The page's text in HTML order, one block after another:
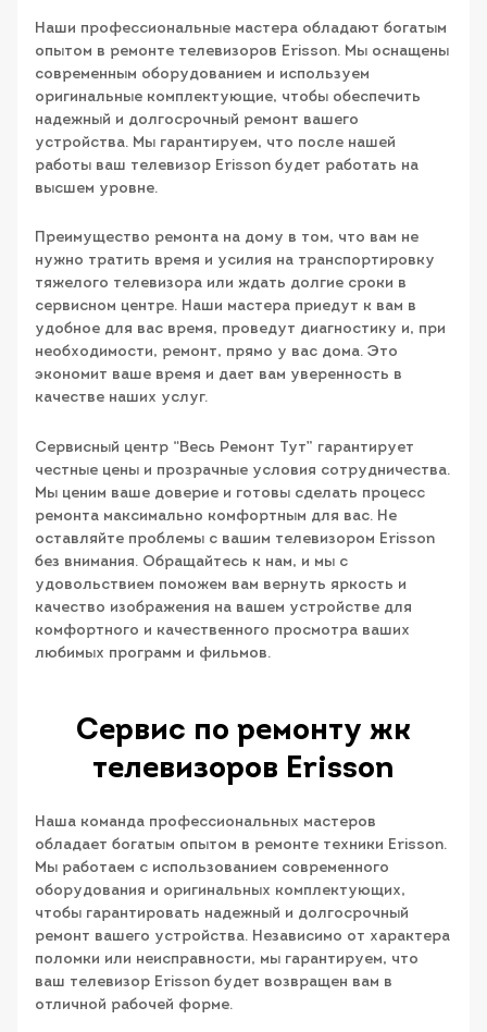
Наши профессиональные мастера обладают богатым
опытом в ремонте телевизоров Erisson. Мы оснащены
современным оборудованием и используем
оригинальные комплектующие, чтобы обеспечить
надежный и долгосрочный ремонт вашего
устройства. Мы гарантируем, что после нашей
работы ваш телевизор Erisson будет работать на
высшем уровне.
Преимущество ремонта на дому в том, что вам не
нужно тратить время и усилия на транспортировку
тяжелого телевизора или ждать долгие сроки в
сервисном центре. Наши мастера приедут к вам в
удобное для вас время, проведут диагностику и, при
необходимости, ремонт, прямо у вас дома. Это
экономит ваше время и дает вам уверенность в
качестве наших услуг.
Сервисный центр “Весь Ремонт Тут” гарантирует
честные цены и прозрачные условия сотрудничества.
Мы ценим ваше доверие и готовы сделать процесс
ремонта максимально комфортным для вас. Не
оставляйте проблемы с вашим телевизором Erisson
без внимания. Обращайтесь к нам, и мы с
удовольствием поможем вам вернуть яркость и
качество изображения на вашем устройстве для
комфортного и качественного просмотра ваших
любимых программ и фильмов.
Сервис по ремонту жк
телевизоров Erisson
Наша команда профессиональных мастеров
обладает богатым опытом в ремонте техники Erisson.
Мы работаем с использованием современного
оборудования и оригинальных комплектующих,
чтобы гарантировать надежный и долгосрочный
ремонт вашего устройства. Независимо от характера
поломки или неисправности, мы гарантируем, что
ваш телевизор Erisson будет возвращен вам в
отличной рабочей форме.